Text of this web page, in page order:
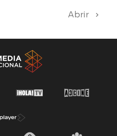
Abrir
El Hormiguero
Tu cara me suena